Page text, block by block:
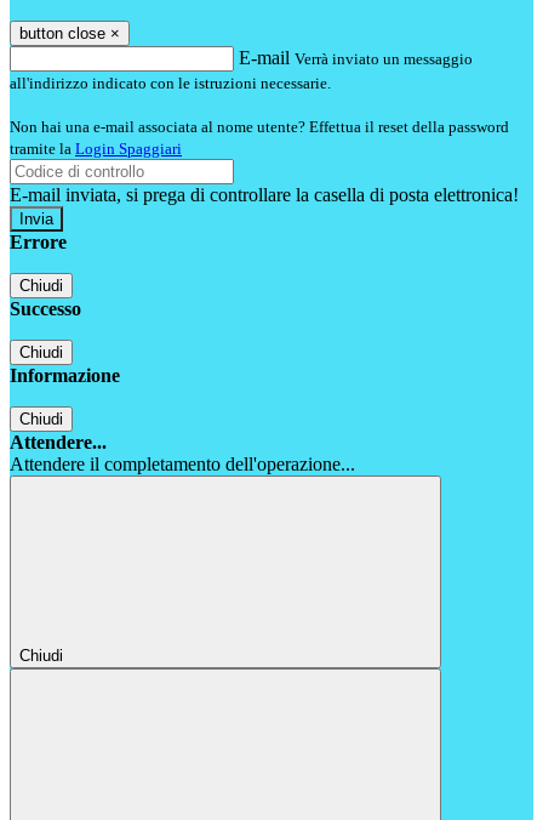
button close ×
E-mail Verrà inviato un messaggio
all'indirizzo indicato con le istruzioni necessarie.
Non hai una e-mail associata al nome utente? Effettua il reset della password
tramite la Login Spaggiari
E-mail inviata, si prega di controllare la casella di posta elettronica!
Errore
Chiudi
Successo
Chiudi
Informazione
Chiudi
Attendere...
Attendere il completamento dell'operazione...
Chiudi